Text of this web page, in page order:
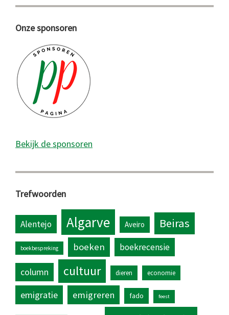
Onze sponsoren
Bekijk de sponsoren
Trefwoorden
Alentejo Algarve Aveiro Beiras
boekbespreking boeken boekrecensie
column cultuur dieren economie
emigratie emigreren fado feest